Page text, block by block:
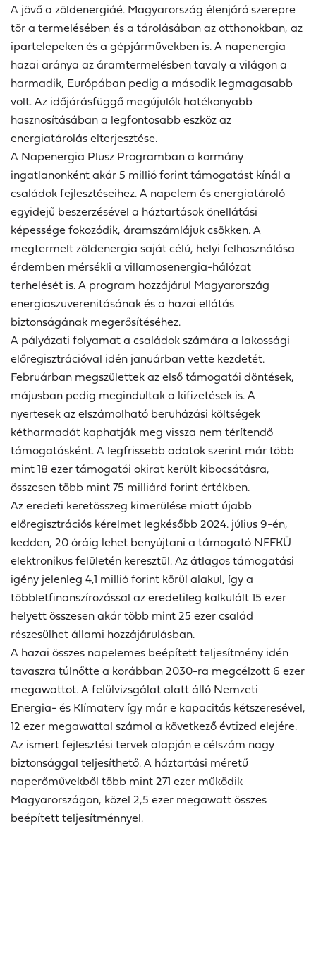
A jövő a zöldenergiáé. Magyarország élenjáró szerepre
tör a termelésében és a tárolásában az otthonokban, az
ipartelepeken és a gépjárművekben is. A napenergia
hazai aránya az áramtermelésben tavaly a világon a
harmadik, Európában pedig a második legmagasabb
volt. Az időjárásfüggő megújulók hatékonyabb
hasznosításában a legfontosabb eszköz az
energiatárolás elterjesztése.
A Napenergia Plusz Programban a kormány
ingatlanonként akár 5 millió forint támogatást kínál a
családok fejlesztéseihez. A napelem és energiatároló
egyidejű beszerzésével a háztartások önellátási
képessége fokozódik, áramszámlájuk csökken. A
megtermelt zöldenergia saját célú, helyi felhasználása
érdemben mérsékli a villamosenergia-hálózat
terhelését is. A program hozzájárul Magyarország
energiaszuverenitásának és a hazai ellátás
biztonságának megerősítéséhez.
A pályázati folyamat a családok számára a lakossági
előregisztrációval idén januárban vette kezdetét.
Februárban megszülettek az első támogatói döntések,
májusban pedig megindultak a kifizetések is. A
nyertesek az elszámolható beruházási költségek
kétharmadát kaphatják meg vissza nem térítendő
támogatásként. A legfrissebb adatok szerint már több
mint 18 ezer támogatói okirat került kibocsátásra,
összesen több mint 75 milliárd forint értékben.
Az eredeti keretösszeg kimerülése miatt újabb
előregisztrációs kérelmet legkésőbb 2024. július 9-én,
kedden, 20 óráig lehet benyújtani a támogató NFFKÜ
elektronikus felületén keresztül. Az átlagos támogatási
igény jelenleg 4,1 millió forint körül alakul, így a
többletfinanszírozással az eredetileg kalkulált 15 ezer
helyett összesen akár több mint 25 ezer család
részesülhet állami hozzájárulásban.
A hazai összes napelemes beépített teljesítmény idén
tavaszra túlnőtte a korábban 2030-ra megcélzott 6 ezer
megawattot. A felülvizsgálat alatt álló Nemzeti
Energia- és Klímaterv így már e kapacitás kétszeresével,
12 ezer megawattal számol a következő évtized elejére.
Az ismert fejlesztési tervek alapján e célszám nagy
biztonsággal teljesíthető. A háztartási méretű
naperőművekből több mint 271 ezer működik
Magyarországon, közel 2,5 ezer megawatt összes
beépített teljesítménnyel.